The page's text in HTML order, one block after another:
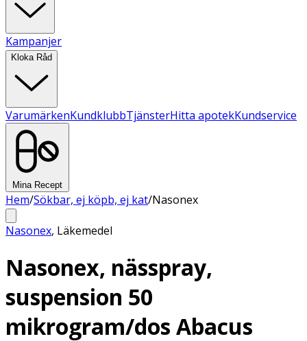
Kampanjer
Kloka Råd
VarumärkenKundklubbTjänsterHitta apotekKundservice
Mina Recept
Hem/Sökbar, ej köpb, ej kat/Nasonex
Nasonex, Läkemedel
Nasonex, nässpray,
suspension 50
mikrogram/dos Abacus